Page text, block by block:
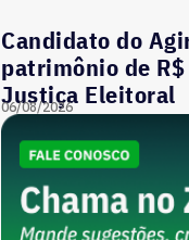
Candidato do
patrimônio de
Justiça Eleitoral
06/08/2026